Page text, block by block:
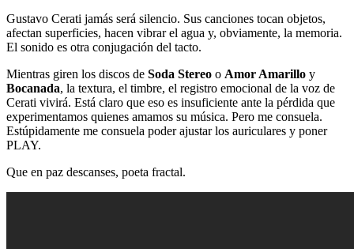
Gustavo Cerati jamás será silencio. Sus canciones tocan objetos,
afectan superficies, hacen vibrar el agua y, obviamente, la memoria.
El sonido es otra conjugación del tacto.
Mientras giren los discos de Soda Stereo o Amor Amarillo y
Bocanada, la textura, el timbre, el registro emocional de la voz de
Cerati vivirá. Está claro que eso es insuficiente ante la pérdida que
experimentamos quienes amamos su música. Pero me consuela.
Estúpidamente me consuela poder ajustar los auriculares y poner
PLAY.
Que en paz descanses, poeta fractal.